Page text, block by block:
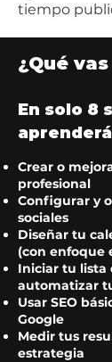
tiempo
¿Qué
En solo 8
Crear o
profesional
Configurar y
sociales
Diseñar tu
(con enfoque
Iniciar tu lista
automatizar
Usar SEO
Google
Medir tus
estrategia